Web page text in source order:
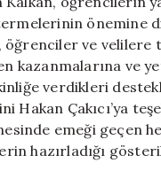
önemine
ve velilere
kazanmalarına ve
verdikleri
Hakan Çakıcı’ya
emeği geçen
hazırladığı